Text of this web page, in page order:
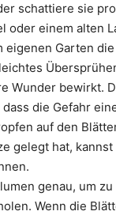
schattiere sie
oder einem alten
eigenen Garten
Wunder bewirkt.
die Gefahr
auf den
gelegt hat,
genau, um
Wenn die